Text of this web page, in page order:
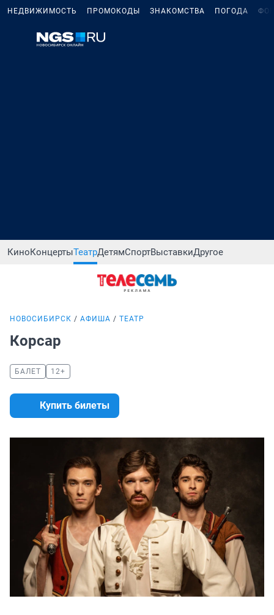
НЕДВИЖИМОСТЬ ПРОМОКОДЫ ЗНАКОМСТВА ПОГОДА
КиноКонцертыТеатрДетямСпортВыставкиДругое
НОВОСИБИРСК АФИША ТЕАТР
Корсар
БАЛЕТ 12+
Купить билеты